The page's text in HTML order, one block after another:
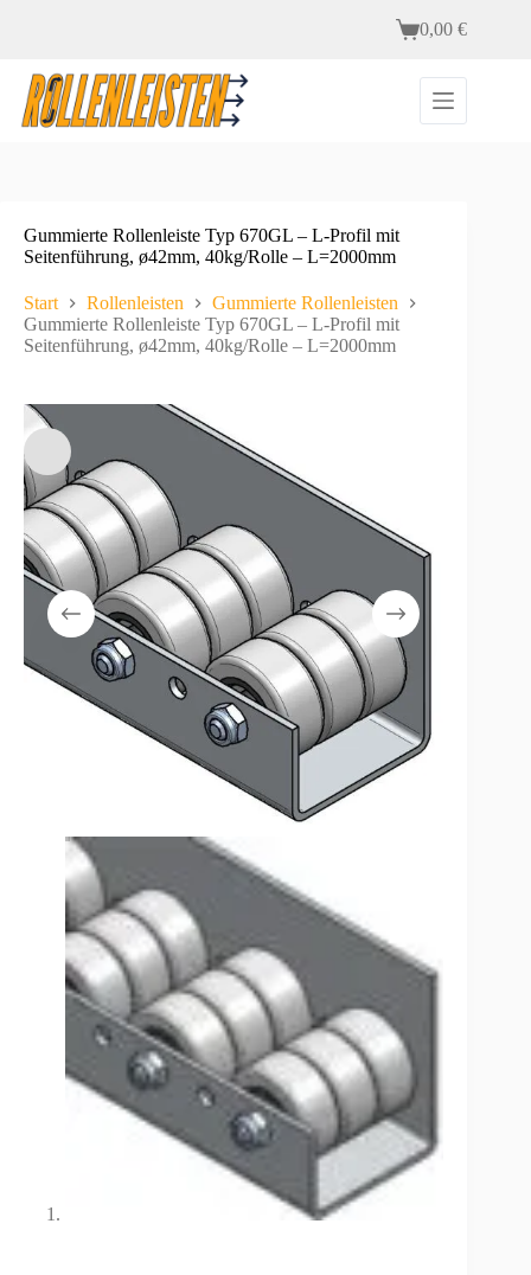
Warenkorb
0,00€
Gummierte Rollenleiste Typ 670GL – L-Profil mit
Seitenführung, ø42mm, 40kg/Rolle – L=2000mm
Start Rollenleisten
Gummierte Rollenleisten
Gummierte Rollenleiste Typ 670GL – L-Profil mit
Seitenführung, ø42mm, 40kg/Rolle – L=2000mm